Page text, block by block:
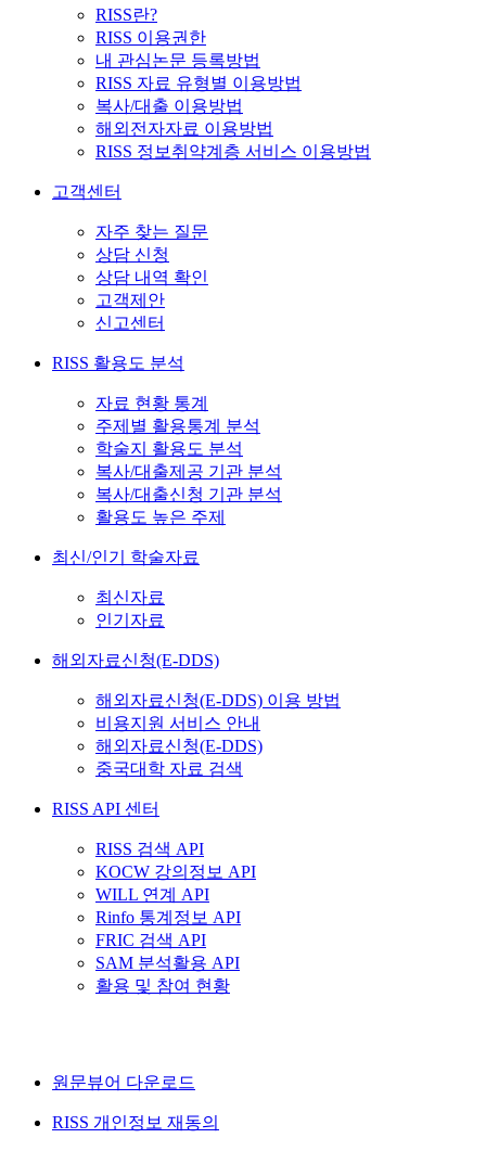
RISS란?
RISS 이용권한
내 관심논문 등록방법
RISS 자료 유형별 이용방법
복사/대출 이용방법
해외전자자료 이용방법
RISS 정보취약계층 서비스 이용방법
고객센터
자주 찾는 질문
상담 신청
상담 내역 확인
고객제안
신고센터
RISS 활용도 분석
자료 현황 통계
주제별 활용통계 분석
학술지 활용도 분석
복사/대출제공 기관 분석
복사/대출신청 기관 분석
활용도 높은 주제
최신/인기 학술자료
최신자료
인기자료
해외자료신청(E-DDS)
해외자료신청(E-DDS) 이용 방법
비용지원 서비스 안내
해외자료신청(E-DDS)
중국대학 자료 검색
RISS API 센터
RISS 검색 API
KOCW 강의정보 API
WILL 연계 API
Rinfo 통계정보 API
FRIC 검색 API
SAM 분석활용 API
활용 및 참여 현황
원문뷰어 다운로드
RISS 개인정보 재동의